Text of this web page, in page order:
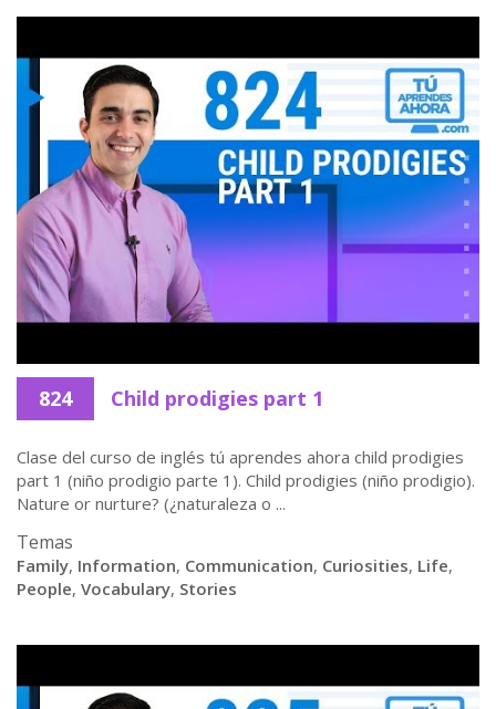
824 Child prodigies part 1
Clase del curso de inglés tú aprendes ahora child prodigies
part 1 (niño prodigio parte 1). Child prodigies (niño prodigio).
Nature or nurture? (¿naturaleza o ...
Temas
Family, Information, Communication, Curiosities, Life,
People, Vocabulary, Stories